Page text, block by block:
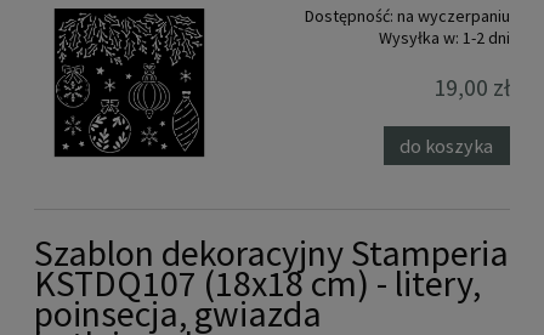
Dostępność: na wyczerpaniu
Wysyłka w: 1-2 dni
19,00 zł
do koszyka
Szablon dekoracyjny Stamperia
KSTDQ107 (18x18 cm) - litery,
poinsecja, gwiazda